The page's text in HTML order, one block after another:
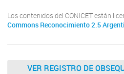
Los contenidos del CONICET están
Commons Reconocimiento 2.5
VER REGISTRO DE